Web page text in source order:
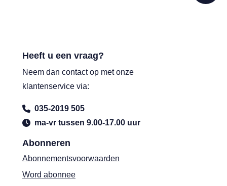
Abonneren
Abonnementsvoorwaarden
Word abonnee
Heeft u een vraag?
Neem dan contact op met onze
klantenservice via:
035-2019 505
ma-vr tussen 9.00-17.00 uur